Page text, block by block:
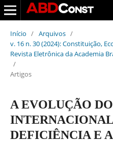
Início / Arquivos /
v. 16 n. 30 (2024): Constituição,
Revista Eletrônica da Academia
/
Artigos
A EVOLUÇÃO
DEFICIÊNCIA E